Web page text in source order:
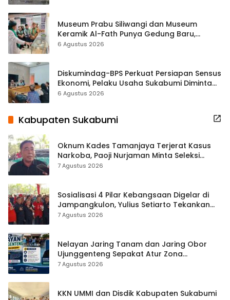
Museum Prabu Siliwangi dan Museum
Keramik Al-Fath Punya Gedung Baru,
Hampir 500 Koleksi Dipisahkan
6 Agustus 2026
Diskumindag-BPS Perkuat Persiapan Sensus
Ekonomi, Pelaku Usaha Sukabumi Diminta
Terbuka Beri Data
6 Agustus 2026
Kabupaten Sukabumi
Oknum Kades Tamanjaya Terjerat Kasus
Narkoba, Paoji Nurjaman Minta Seleksi
Calon Kades Diperketat
7 Agustus 2026
Sosialisasi 4 Pilar Kebangsaan Digelar di
Jampangkulon, Yulius Setiarto Tekankan
Pentingnya Persatuan
7 Agustus 2026
Nelayan Jaring Tanam dan Jaring Obor
Ujunggenteng Sepakat Atur Zona
Penangkapan
7 Agustus 2026
KKN UMMI dan Disdik Kabupaten Sukabumi